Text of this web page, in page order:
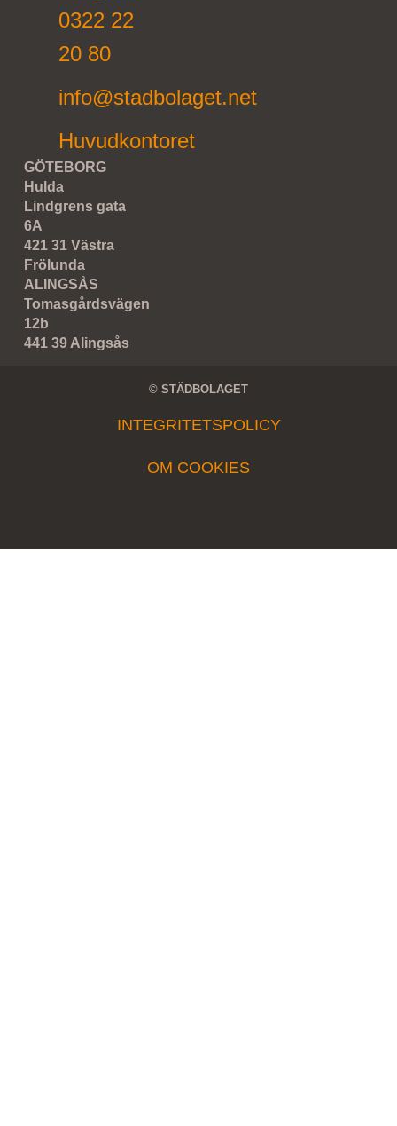
0322 22
20 80
info@stadbolaget.net
Huvudkontoret
GÖTEBORG
Hulda
Lindgrens gata
6A
421 31 Västra
Frölunda
ALINGSÅS
Tomasgårdsvägen
12b
441 39 Alingsås
© STÄDBOLAGET
INTEGRITETSPOLICY
OM COOKIES